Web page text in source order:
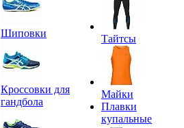
Шиповки
Кроссовки для
гандбола
Тайтсы
Майки
Плавки
купальные